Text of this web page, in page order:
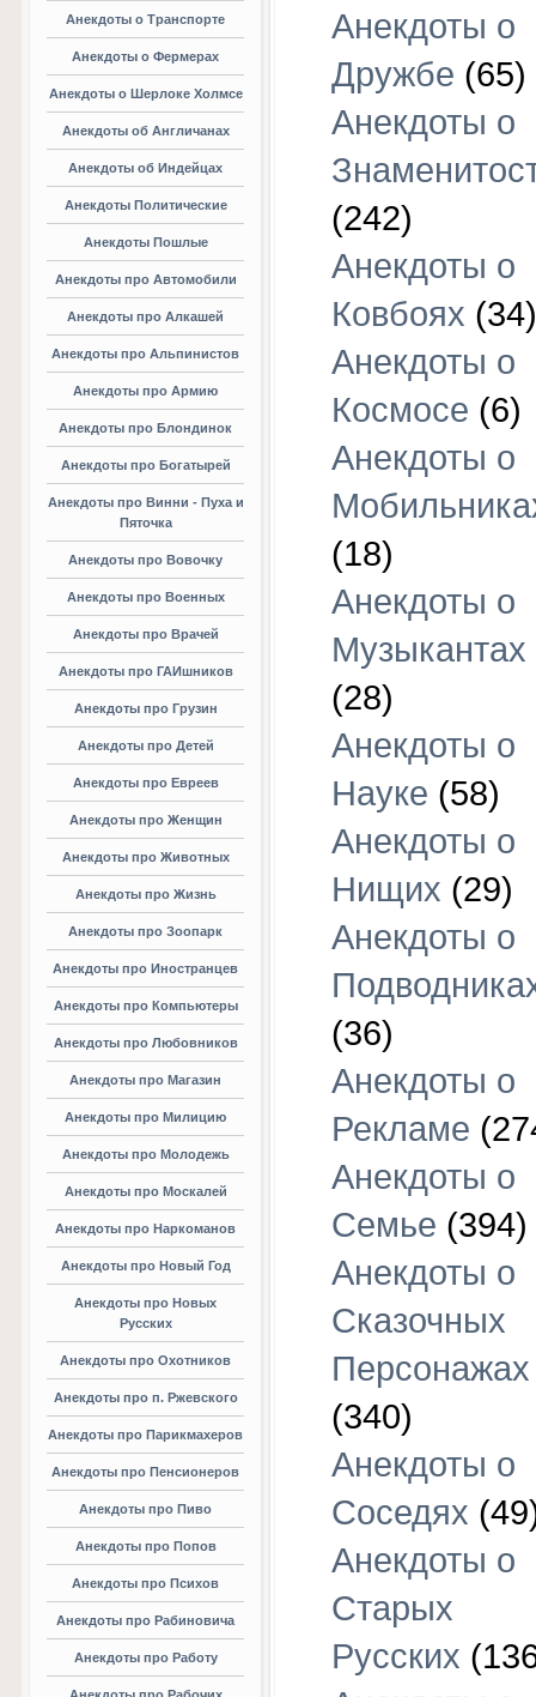
Анекдоты о Транспорте
Анекдоты о Фермерах
Анекдоты о Шерлоке Холмсе
Анекдоты об Англичанах
Анекдоты об Индейцах
Анекдоты Политические
Анекдоты Пошлые
Анекдоты про Автомобили
Анекдоты про Алкашей
Анекдоты про Альпинистов
Анекдоты про Армию
Анекдоты про Блондинок
Анекдоты про Богатырей
Анекдоты про Винни - Пуха и
Пяточка
Анекдоты про Вовочку
Анекдоты про Военных
Анекдоты про Врачей
Анекдоты про ГАИшников
Анекдоты про Грузин
Анекдоты про Детей
Анекдоты про Евреев
Анекдоты про Женщин
Анекдоты про Животных
Анекдоты про Жизнь
Анекдоты про Зоопарк
Анекдоты про Иностранцев
Анекдоты про Компьютеры
Анекдоты про Любовников
Анекдоты про Магазин
Анекдоты про Милицию
Анекдоты про Молодежь
Анекдоты про Москалей
Анекдоты про Наркоманов
Анекдоты про Новый Год
Анекдоты про Новых
Русских
Анекдоты про Охотников
Анекдоты про п. Ржевского
Анекдоты про Парикмахеров
Анекдоты про Пенсионеров
Анекдоты про Пиво
Анекдоты про Попов
Анекдоты про Психов
Анекдоты про Рабиновича
Анекдоты про Работу
Анекдоты о
Дружбе (65)
Анекдоты о
(242)
Анекдоты о
Ковбоях (34)
Анекдоты о
Космосе (6)
Анекдоты о
(18)
Анекдоты о
Музыкантах
(28)
Анекдоты о
Науке (58)
Анекдоты о
Нищих (29)
Анекдоты о
(36)
Анекдоты о
Рекламе
Анекдоты о
Семье (394)
Анекдоты о
Сказочных
Персонажах
(340)
Анекдоты о
Соседях
Анекдоты о
Старых
Русских